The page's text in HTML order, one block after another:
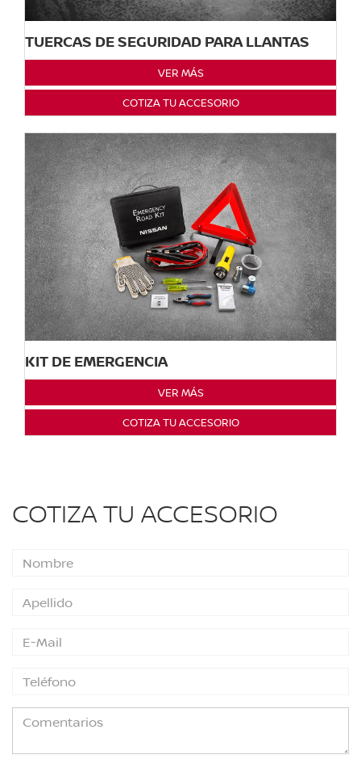
TUERCAS DE SEGURIDAD PARA LLANTAS
VER MÁS
COTIZA TU ACCESORIO
KIT DE EMERGENCIA
VER MÁS
COTIZA TU ACCESORIO
COTIZA TU ACCESORIO